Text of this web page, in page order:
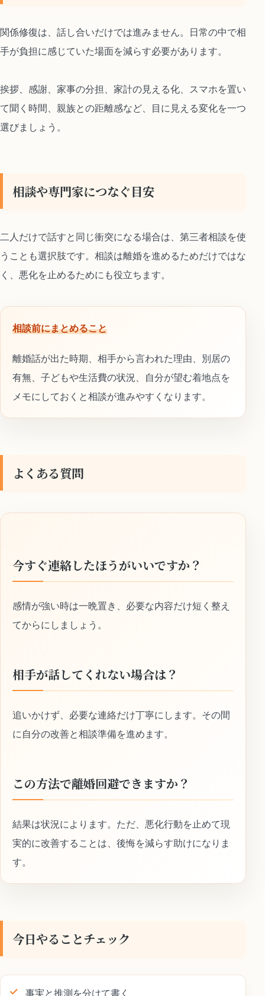
関係修復は、話し合いだけでは進みません。日常の中で相
手が負担に感じていた場面を減らす必要があります。
挨拶、感謝、家事の分担、家計の見える化、スマホを置い
て聞く時間、親族との距離感など、目に見える変化を一つ
選びましょう。
相談や専門家につなぐ目安
二人だけで話すと同じ衝突になる場合は、第三者相談を使
うことも選択肢です。相談は離婚を進めるためだけではな
く、悪化を止めるためにも役立ちます。
相談前にまとめること
離婚話が出た時期、相手から言われた理由、別居の
有無、子どもや生活費の状況、自分が望む着地点を
メモにしておくと相談が進みやすくなります。
よくある質問
今すぐ連絡したほうがいいですか？
感情が強い時は一晩置き、必要な内容だけ短く整え
てからにしましょう。
相手が話してくれない場合は？
追いかけず、必要な連絡だけ丁寧にします。その間
に自分の改善と相談準備を進めます。
この方法で離婚回避できますか？
結果は状況によります。ただ、悪化行動を止めて現
実的に改善することは、後悔を減らす助けになりま
す。
今日やることチェック
事実と推測を分けて書く